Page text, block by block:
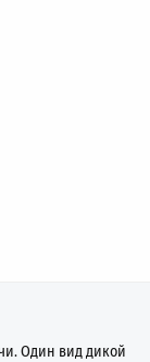
Один вид дикой